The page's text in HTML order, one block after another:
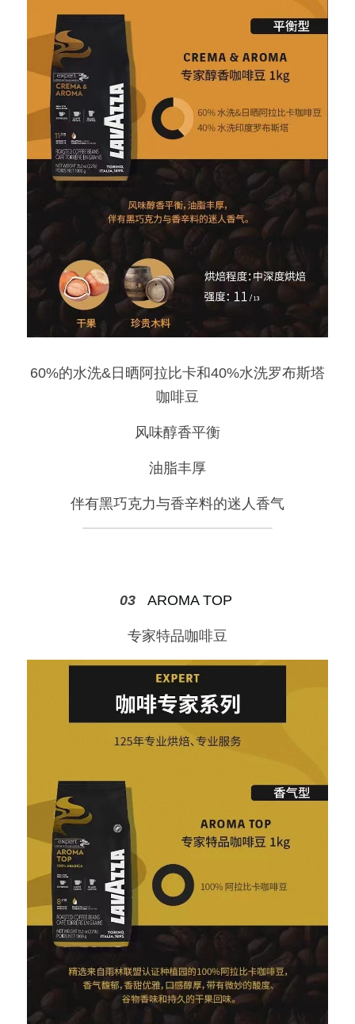
60%的水洗&日晒阿拉比卡和40%水洗罗布斯塔
咖啡豆
风味醇香平衡
油脂丰厚
伴有黑巧克力与香辛料的迷人香气
03 AROMA TOP
专家特品咖啡豆